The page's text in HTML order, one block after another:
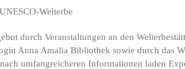
Welterbe
durch Veranstaltungen an den
Anna Amalia Bibliothek sowie durch das
umfangreicheren Informationen laden